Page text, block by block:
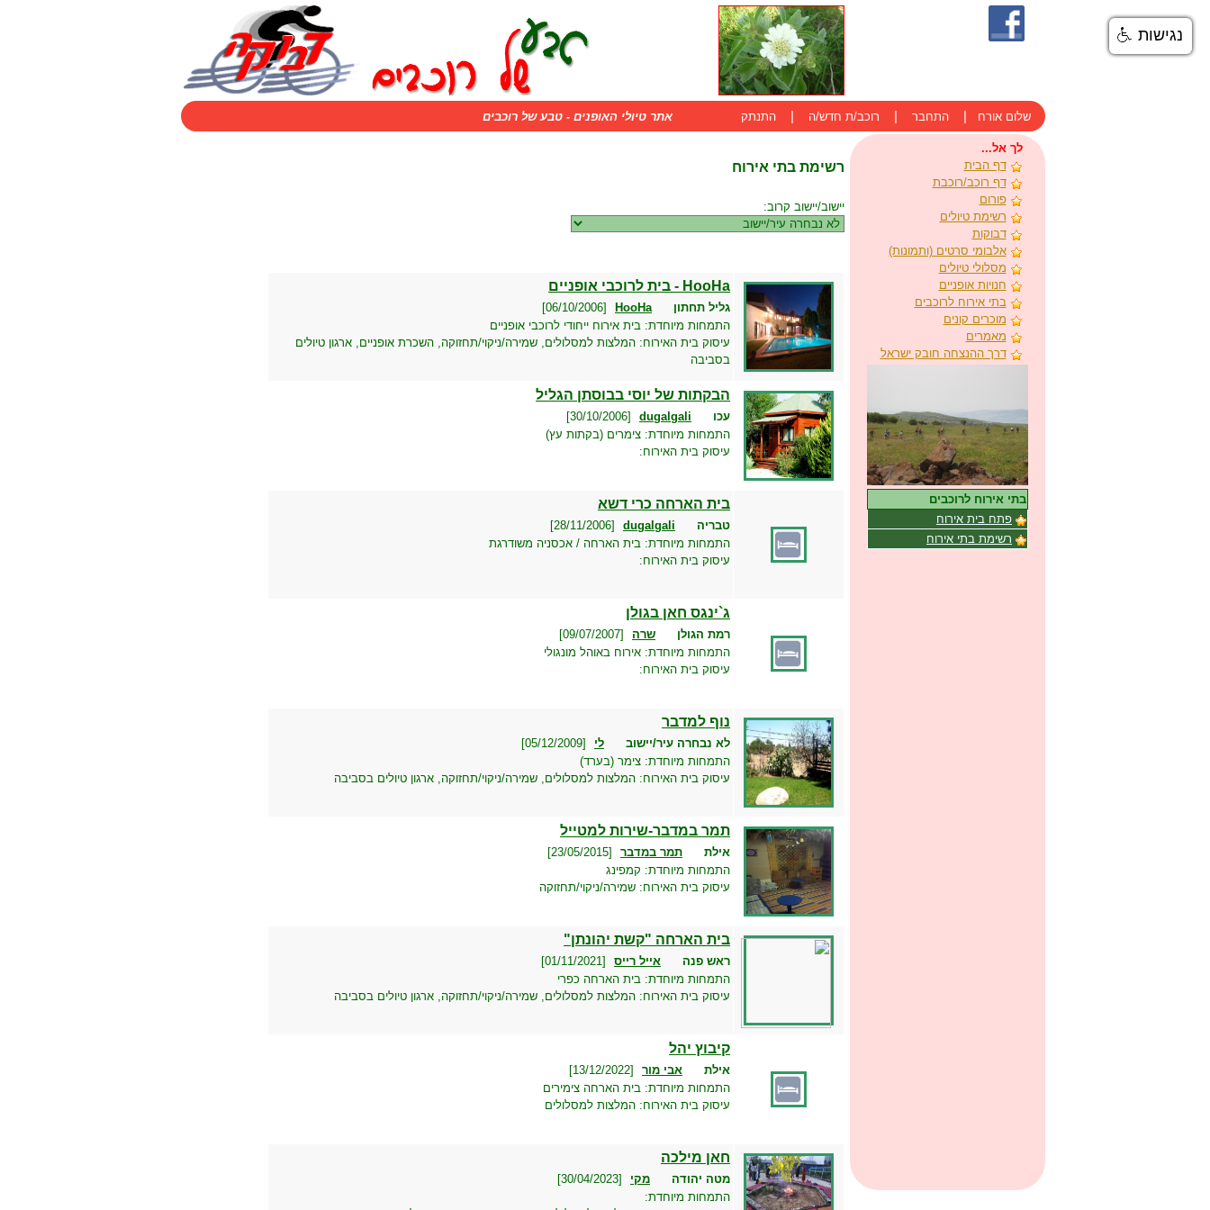
שלום אורח | התחבר | רוכב/ת חדש/ה | התנתק אתר טיולי האופנים - טבע של רוכבים
לך אל...
דף הבית
דף רוכב/רוכבת
פורום
רשימת טיולים
דבוקות
אלבומי סרטים (ותמונות)
מסלולי טיולים
חנויות אופניים
בתי אירוח לרוכבים
מוכרים קונים
מאמרים
דרך ההנצחה חובק ישראל
בתי אירוח לרוכבים
פתח בית אירוח
רשימת בתי אירוח
רשימת בתי אירוח
יישוב/יישוב קרוב:
HooHa - בית לרוכבי אופניים
גליל תחתון HooHa
[06/10/2006]
התמחות מיוחדת: בית אירוח ייחודי לרוכבי אופניים
עיסוק בית האירוח: המלצות למסלולים, שמירה/ניקוי/תחזוקה, השכרת אופניים, ארגון טיולים
בסביבה
הבקתות של יוסי בבוסתן הגליל
עכו dugalgali
[30/10/2006]
התמחות מיוחדת: צימרים (בקתות עץ)
עיסוק בית האירוח:
בית הארחה כרי דשא
טבריה dugalgali
[28/11/2006]
התמחות מיוחדת: בית הארחה / אכסניה משודרגת
עיסוק בית האירוח:
ג`ינגס חאן בגולן
רמת הגולן שרה
[09/07/2007]
התמחות מיוחדת: אירוח באוהל מונגולי
עיסוק בית האירוח:
נוף למדבר
לא נבחרה עיר/יישוב לי
[05/12/2009]
התמחות מיוחדת: צימר (בערד)
עיסוק בית האירוח: המלצות למסלולים, שמירה/ניקוי/תחזוקה, ארגון טיולים בסביבה
תמר במדבר-שירות למטייל
אילת תמר במדבר
[23/05/2015]
התמחות מיוחדת: קמפינג
עיסוק בית האירוח: שמירה/ניקוי/תחזוקה
בית הארחה "קשת יהונתן"
ראש פנה אייל רייס
[01/11/2021]
התמחות מיוחדת: בית הארחה כפרי
עיסוק בית האירוח: המלצות למסלולים, שמירה/ניקוי/תחזוקה, ארגון טיולים בסביבה
קיבוץ יהל
אילת אבי מור
[13/12/2022]
התמחות מיוחדת: בית הארחה צימירים
עיסוק בית האירוח: המלצות למסלולים
חאן מילכה
מטה יהודה מקי
[30/04/2023]
התמחות מיוחדת:
נגישות